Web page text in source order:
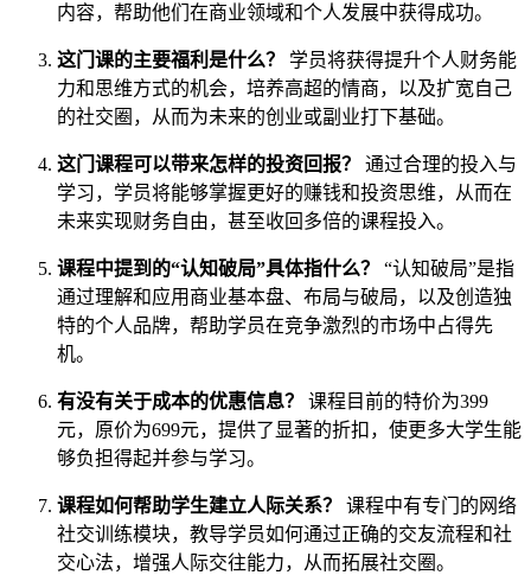
内容，帮助他们在商业领域和个人发展中获得成功。
这门课的主要福利是什么？
学员将获得提升个人财务能
力和思维方式的机会，培养高超的情商，以及扩宽自己
的社交圈，从而为未来的创业或副业打下基础。
这门课程可以带来怎样的投资回报？
通过合理的投入与
学习，学员将能够掌握更好的赚钱和投资思维，从而在
未来实现财务自由，甚至收回多倍的课程投入。
课程中提到的“认知破局”具体指什么？
“认知破局”是指
通过理解和应用商业基本盘、布局与破局，以及创造独
特的个人品牌，帮助学员在竞争激烈的市场中占得先
机。
有没有关于成本的优惠信息？
课程目前的特价为399
元，原价为699元，提供了显著的折扣，使更多大学生能
够负担得起并参与学习。
课程如何帮助学生建立人际关系？
课程中有专门的网络
社交训练模块，教导学员如何通过正确的交友流程和社
交心法，增强人际交往能力，从而拓展社交圈。